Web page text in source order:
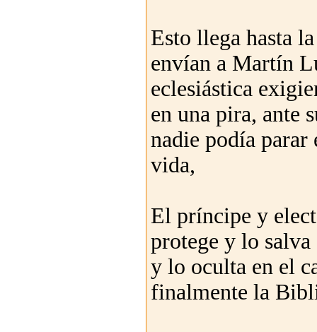
Esto llega hasta
envían a Martín
eclesiástica
en una pira, ante
nadie podía parar
vida,
El príncipe y
protege y lo salva
y lo oculta en el
finalmente la